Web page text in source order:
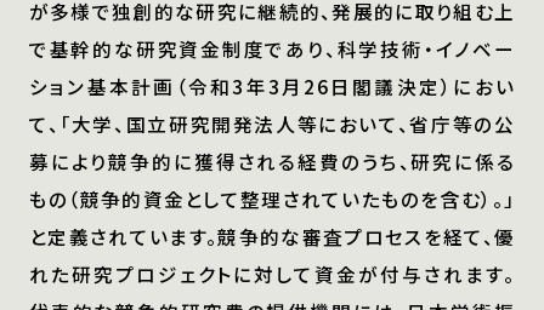
が多様で独創的な研究に継続的、発展的に取り組む上
で基幹的な研究資金制度であり、科学技術・イノベー
ション基本計画（令和3年3月26日閣議決定）におい
て、「大学、国立研究開発法人等において、省庁等の公
募により競争的に獲得される経費のうち、研究に係る
もの（競争的資金として整理されていたものを含む）。」
と定義されています。競争的な審査プロセスを経て、優
れた研究プロジェクトに対して資金が付与されます。